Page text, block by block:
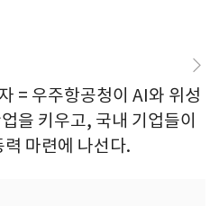
= 우주항공청이 AI와 위성
을 키우고, 국내 기업들이
마련에 나선다.